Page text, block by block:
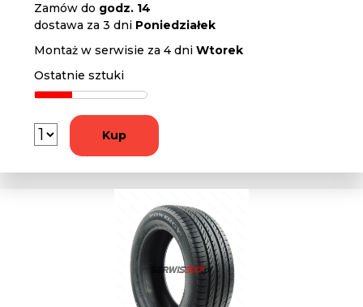
Zamów do godz. 14
dostawa za 3 dni Poniedziałek
Montaż w serwisie za 4 dniWtorek
Ostatnie sztuki
Kup